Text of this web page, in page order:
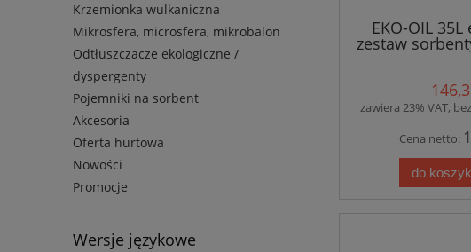
Krzemionka wulkaniczna
Mikrosfera, microsfera, mikrobalon
Odtłuszczacze ekologiczne /
dyspergenty
Pojemniki na sorbent
Akcesoria
Oferta hurtowa
Nowości
Promocje
Wersje językowe
EKO-OIL
zestaw
/
zawiera 23% VAT,
Cena netto:
do